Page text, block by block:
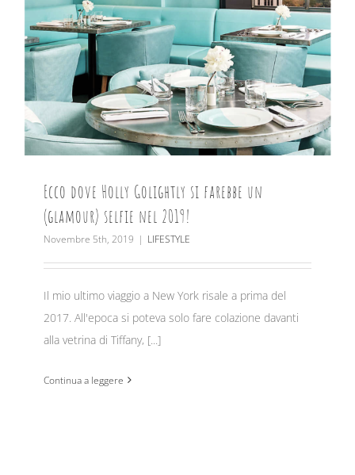
Ecco dove Holly Golightly si farebbe un
(glamour) selfie nel 2019!
Novembre 5th, 2019 | LIFESTYLE
Il mio ultimo viaggio a New York risale a prima del
2017. All'epoca si poteva solo fare colazione davanti
alla vetrina di Tiffany, [...]
Continua a leggere